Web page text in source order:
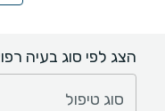
הצג לפי סוג בעיה
סוג טיפול